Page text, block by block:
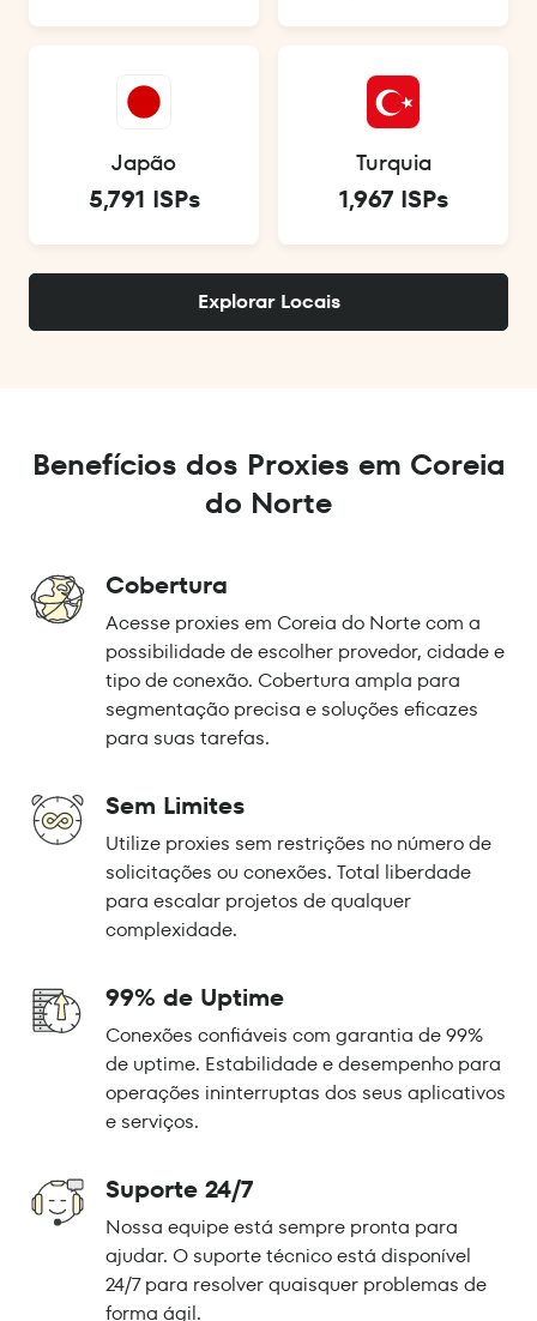
Japão
5,791 ISPs
Turquia
1,967 ISPs
Explorar Locais
Benefícios dos Proxies em Coreia
do Norte
Cobertura
Acesse proxies em Coreia do Norte com a
possibilidade de escolher provedor, cidade e
tipo de conexão. Cobertura ampla para
segmentação precisa e soluções eficazes
para suas tarefas.
Sem Limites
Utilize proxies sem restrições no número de
solicitações ou conexões. Total liberdade
para escalar projetos de qualquer
complexidade.
99% de Uptime
Conexões confiáveis com garantia de 99%
de uptime. Estabilidade e desempenho para
operações ininterruptas dos seus aplicativos
e serviços.
Suporte 24/7
Nossa equipe está sempre pronta para
ajudar. O suporte técnico está disponível
24/7 para resolver quaisquer problemas de
forma ágil.